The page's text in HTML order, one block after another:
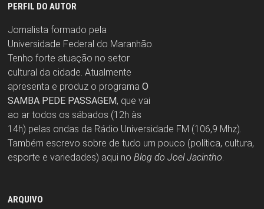
PERFIL DO AUTOR
Jornalista formado pela
Universidade Federal do Maranhão.
Tenho forte atuação no setor
cultural da cidade. Atualmente
apresenta e produz o programa O
SAMBA PEDE PASSAGEM, que vai
ao ar todos os sábados (12h às
14h) pelas ondas da Rádio Universidade FM (106,9 Mhz).
Também escrevo sobre de tudo um pouco (política, cultura,
esporte e variedades) aqui no Blog do Joel Jacintho
ARQUIVO